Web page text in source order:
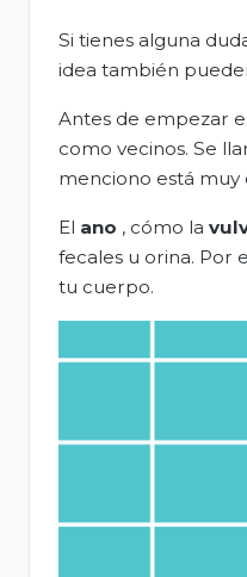
Si tienes alguna
idea también
Antes de empezar
como vecinos. Se
menciono está muy
El ano , cómo la
fecales u orina. Por
tu cuerpo.